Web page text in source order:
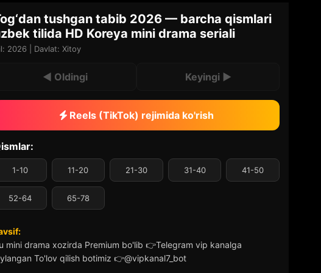
tushgan tabib 2026 — barcha qismlari
tilida HD Koreya mini drama seriali
2026 | Davlat: Xitoy
◀ Oldingi Keyingi ▶
Reels (TikTok) rejimida ko'rish
1-10 11-20 21-30 31-40 41-50
52-64 65-78
mini drama xozirda Premium bo'lib 👉Telegram vip kanalga
To'lov qilish botimiz 👉@vipkanal7_bot